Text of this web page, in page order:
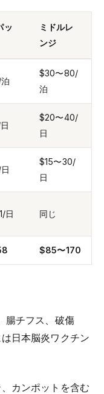
ッ
ミドルレ
ンジ
$30〜80/
泊
$20〜40/
日
$15〜30/
日
日 同じ
$85〜170
腸チフス、破傷
日本脳炎ワクチン
カンポットを含む